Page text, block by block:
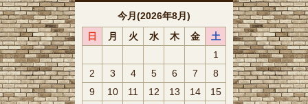
今月(2026年8月)
日
月 火 水 木 金
土
1
2
3 4 5 6 7
8
9
10 11 12 13 14
15